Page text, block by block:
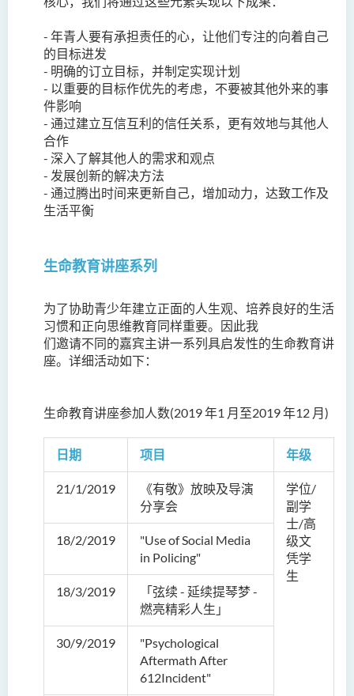
- 年青人要有承担责任的心，让他们专注的向着自己
的目标进发
- 明确的订立目标，并制定实现计划
- 以重要的目标作优先的考虑，不要被其他外来的事
件影响
- 通过建立互信互利的信任关系，更有效地与其他人
合作
- 深入了解其他人的需求和观点
- 发展创新的解决方法
- 通过腾出时间来更新自己，增加动力，达致工作及
生活平衡
生命教育讲座系列
为了协助青少年建立正面的人生观、培养良好的生活
习惯和正向思维教育同样重要。因此我
们邀请不同的嘉宾主讲一系列具启发性的生命教育讲
座。详细活动如下：
生命教育讲座参加人数(2019 年1 月至2019 年12 月)
日期 项目 年级
21/1/2019
《有敬》放映及导演
分享会
学位/
副学
士/高
级文
凭学
生
18/2/2019
"Use of Social Media
in Policing"
18/3/2019
「弦续 - 延续提琴梦 -
燃亮精彩人生」
30/9/2019
"Psychological
Aftermath After
612Incident"